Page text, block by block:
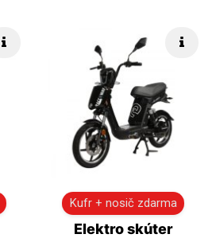
Kufr + nosič zdarma
Elektro skúter